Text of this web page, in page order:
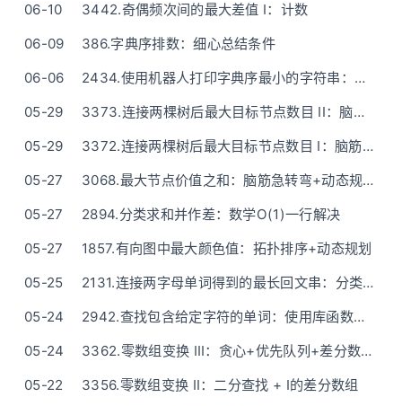
06-10
3442.奇偶频次间的最大差值 I：计数
06-09
386.字典序排数：细心总结条件
06-06
2434.使用机器人打印字典序最小的字符串：贪心(栈)——清晰题解
05-29
3373.连接两棵树后最大目标节点数目 II：脑筋急转弯+广度优先搜索(黑白染色法)
05-29
3372.连接两棵树后最大目标节点数目 I：脑筋急转弯——深搜确定k邻近节点(清晰题解)
05-27
3068.最大节点价值之和：脑筋急转弯+动态规划（O(1)空间）
05-27
2894.分类求和并作差：数学O(1)一行解决
05-27
1857.有向图中最大颜色值：拓扑排序+动态规划
05-25
2131.连接两字母单词得到的最长回文串：分类讨论(贪心)
05-24
2942.查找包含给定字符的单词：使用库函数完成
05-24
3362.零数组变换 III：贪心+优先队列+差分数组——清晰题解
05-22
3356.零数组变换 II：二分查找 + I的差分数组